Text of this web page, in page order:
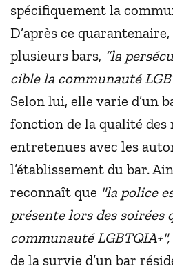
spécifiquement la
D’après ce
plusieurs bars, “la
cible la communauté
Selon lui, elle varie d’un
fonction de la qualité des
entretenues avec les
l’établissement du bar.
reconnaît que "la police
présente lors des soirées
communauté LGBTQIA+",
de la survie d’un bar